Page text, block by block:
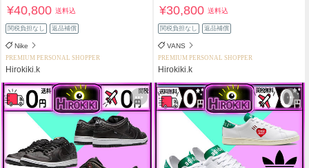
¥40,800送料込
関税負担なし 返品補償
Nike
PREMIUM PERSONAL SHOPPER
Hirokiki.k
¥30,800送料込
関税負担なし 返品補償
VANS
PREMIUM PERSONAL SHOPPER
Hirokiki.k